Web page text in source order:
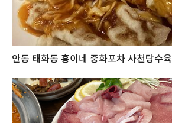
안동 태화동 홍이네 중화포차 사천탕수육